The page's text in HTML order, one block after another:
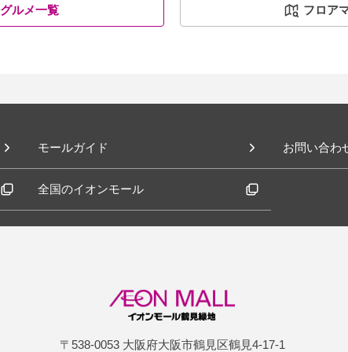
グルメ一覧 フロア
モールガイド お問い合わ
全国のイオンモール
〒538-0053 大阪府大阪市鶴見区鶴見4-17-1